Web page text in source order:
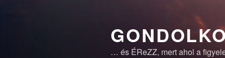
… és ÉReZZ, mert ahol a